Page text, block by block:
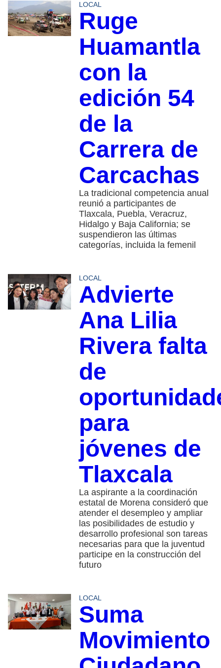
LOCAL
Ruge
Huamantla
con la
edición 54
de la
Carrera de
Carcachas
La tradicional competencia anual
reunió a participantes de
Tlaxcala, Puebla, Veracruz,
Hidalgo y Baja California; se
suspendieron las últimas
categorías, incluida la femenil
LOCAL
Advierte
Ana Lilia
Rivera falta
de
para
jóvenes de
Tlaxcala
La aspirante a la coordinación
estatal de Morena consideró que
atender el desempleo y ampliar
las posibilidades de estudio y
desarrollo profesional son tareas
necesarias para que la juventud
participe en la construcción del
futuro
LOCAL
Suma
Movimiento